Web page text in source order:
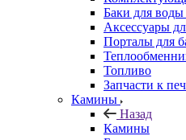
Баки для
Аксессуары
Порталы для
Топливо
Запчасти к
Камины
Назад
Камины